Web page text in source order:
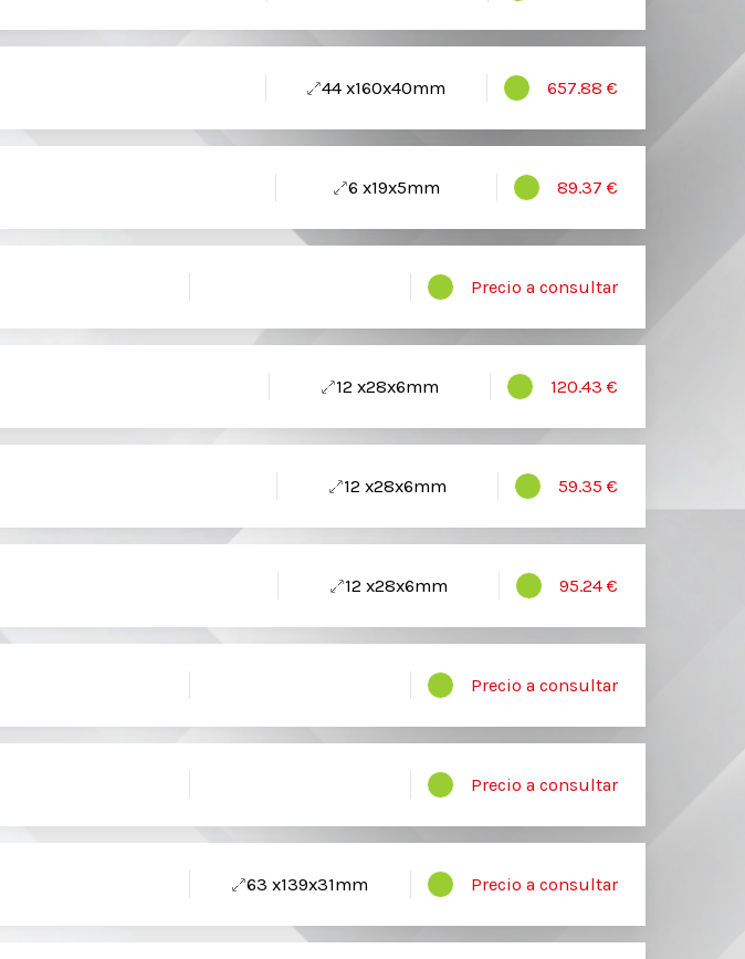
44 x160x40mm 657.88 €
6 x19x5mm 89.37 €
Precio a consultar
12 x28x6mm 120.43 €
12 x28x6mm 59.35 €
12 x28x6mm 95.24 €
Precio a consultar
Precio a consultar
63 x139x31mm Precio a consultar